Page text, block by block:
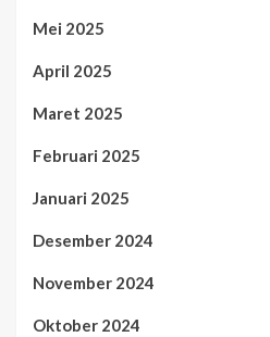
Mei 2025
April 2025
Maret 2025
Februari 2025
Januari 2025
Desember 2024
November 2024
Oktober 2024